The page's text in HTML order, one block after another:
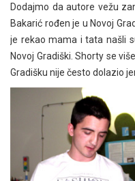
Dodajmo da autore vežu
Bakarić rođen je u Novoj
je rekao mama i tata našli
Novoj Gradiški. Shorty se
Gradišku nije često dolazio